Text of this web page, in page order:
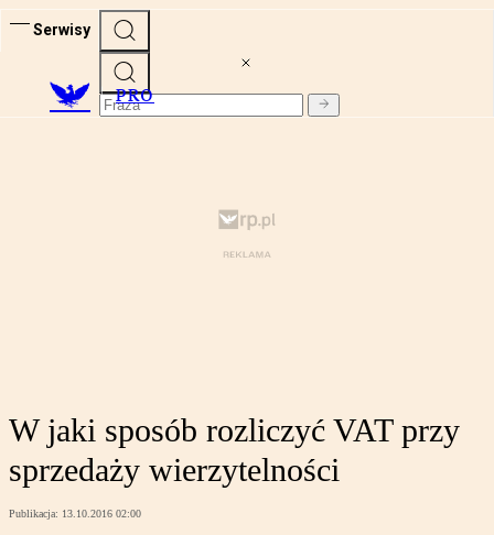
Serwisy
PRO
W jaki sposób rozliczyć VAT przy
sprzedaży wierzytelności
Publikacja: 13.10.2016 02:00